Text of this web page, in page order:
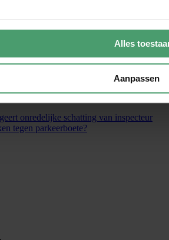
Alles
Aanpassen
onredelijke schatting van inspecteur
tegen parkeerboete?